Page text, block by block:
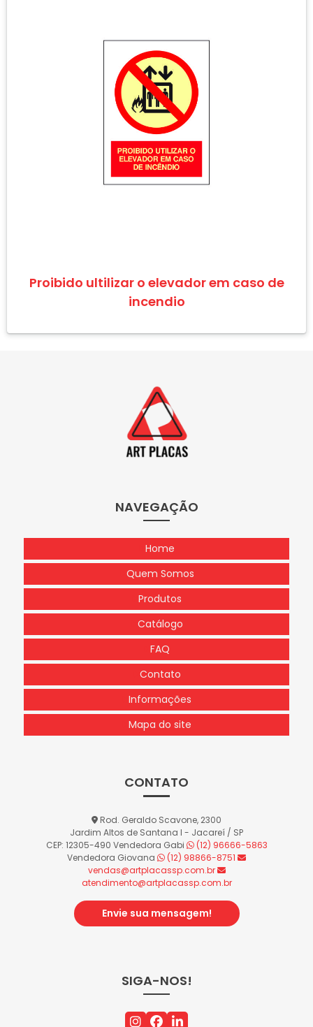
Proibido ultilizar o elevador em caso de
incendio
NAVEGAÇÃO
Home
Quem Somos
Produtos
Catálogo
FAQ
Contato
Informações
Mapa do site
CONTATO
Rod. Geraldo Scavone, 2300
Jardim Altos de Santana I - Jacareí / SP
CEP: 12305-490 Vendedora Gabi
(12) 96666-5863
Vendedora Giovana
(12) 98866-8751
vendas@artplacassp.com.br
atendimento@artplacassp.com.br
Envie sua mensagem!
SIGA-NOS!